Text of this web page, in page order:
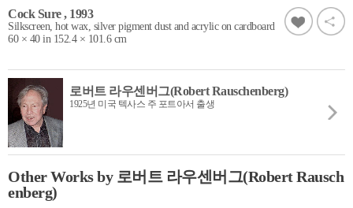
Cock Sure , 1993
Silkscreen, hot wax, silver pigment dust and acrylic on cardboard
60 × 40 in 152.4 × 101.6 cm
로버트 라우센버그(Robert Rauschenberg)
1925년 미국 텍사스 주 포트아서 출생
Other Works by 로버트 라우센버그(Robert Rausch
enberg)